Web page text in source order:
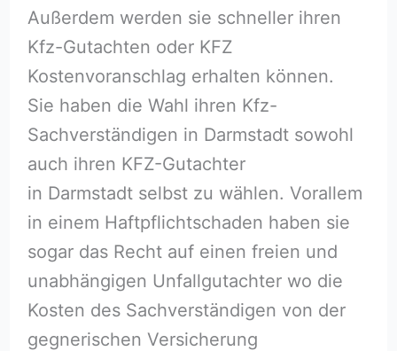
Außerdem werden sie schneller ihren
Kfz-Gutachten oder KFZ
Kostenvoranschlag erhalten können.
Sie haben die Wahl ihren Kfz-
Sachverständigen in Darmstadt sowohl
auch ihren KFZ-Gutachter
in Darmstadt selbst zu wählen. Vorallem
in einem Haftpflichtschaden haben sie
sogar das Recht auf einen freien und
unabhängigen Unfallgutachter wo die
Kosten des Sachverständigen von der
gegnerischen Versicherung